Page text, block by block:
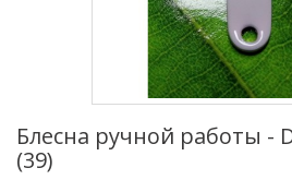
Блесна ручной работы -
(39)